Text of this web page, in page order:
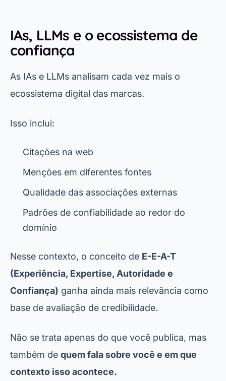
IAs, LLMs e o ecossistema de
confiança
As IAs e LLMs analisam cada vez mais o
ecossistema digital das marcas.
Isso inclui:
Citações na web
Menções em diferentes fontes
Qualidade das associações externas
Padrões de confiabilidade ao redor do
domínio
Nesse contexto, o conceito de E-E-A-T
(Experiência, Expertise, Autoridade e
Confiança) ganha ainda mais relevância como
base de avaliação de credibilidade.
Não se trata apenas do que você publica, mas
também de quem fala sobre você e em que
contexto isso acontece.